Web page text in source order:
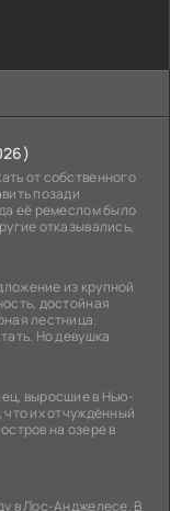
от собственного
позади
её ремеслом было
отказывались,
из крупной
достойная
лестница.
Но девушка
выросшие в Нью-
их отчуждённый
на озере в
в Лос-Анджелесе. В